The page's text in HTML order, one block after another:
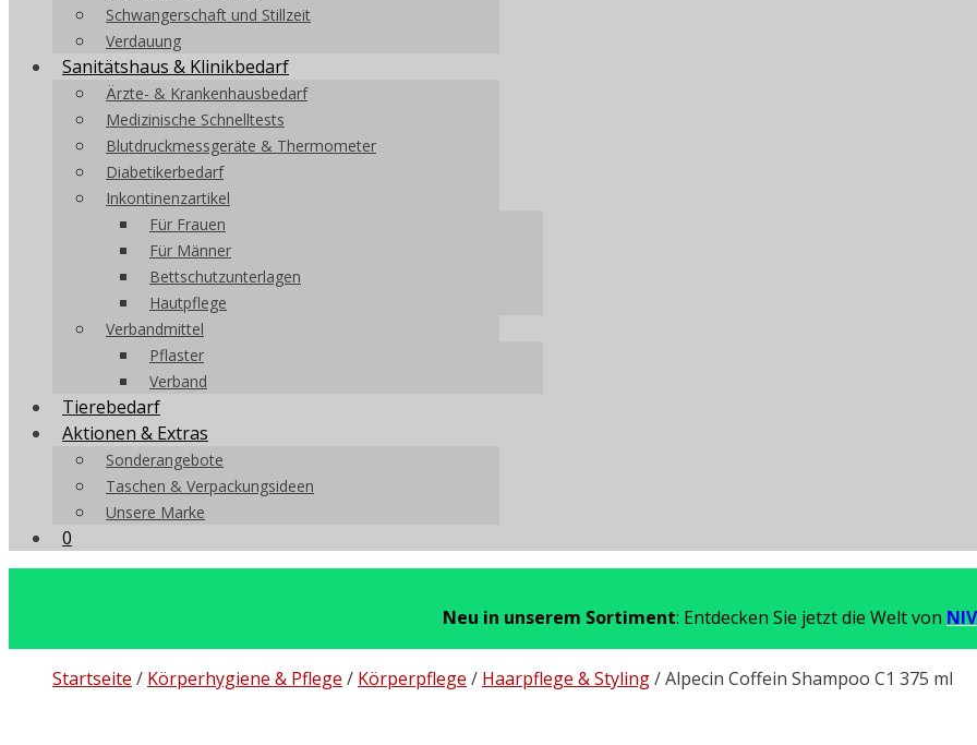
Schwangerschaft und Stillzeit
Verdauung
Sanitätshaus & Klinikbedarf
Ärzte- & Krankenhausbedarf
Medizinische Schnelltests
Blutdruckmessgeräte & Thermometer
Diabetikerbedarf
Inkontinenzartikel
Für Frauen
Für Männer
Bettschutzunterlagen
Hautpflege
Verbandmittel
Pflaster
Verband
Tierebedarf
Aktionen & Extras
Sonderangebote
Taschen & Verpackungsideen
Unsere Marke
0
Neu in unserem Sortiment: Entdecken Sie jetzt die Welt von
Startseite / Körperhygiene & Pflege / Körperpflege / Haarpflege & Styling/ Alpecin Coffein Shampoo C1 375 ml